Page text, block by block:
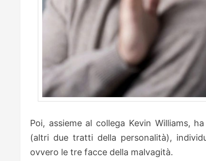
Poi, assieme al collega Kevin Williams,
(altri due tratti della personalità),
ovvero le tre facce della malvagità.